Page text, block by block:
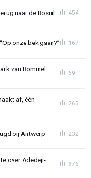
naar de Bosuil 454
onze bek gaan?” 167
van Bommel
69
af, één
265
bij Antwerp 232
over Adedeji-
976